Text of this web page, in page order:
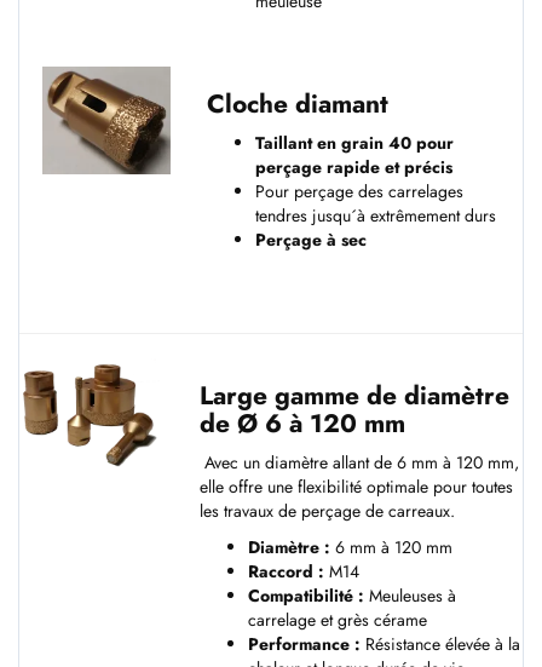
Cloche diamant
Taillant en grain 40 pour
perçage rapide et précis
Pour perçage des carrelages
tendres jusqu´à extrêmement durs
Perçage à sec
Large gamme de diamètre
de Ø 6 à 120 mm
Avec un diamètre allant de 6 mm à 120 mm,
elle offre une flexibilité optimale pour toutes
les travaux de perçage de carreaux.
Diamètre : 6 mm à 120 mm
Raccord : M14
Compatibilité : Meuleuses à
carrelage et grès cérame
Performance : Résistance élevée à la